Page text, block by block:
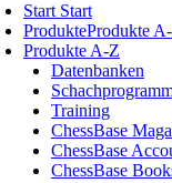
Start Start
ProdukteProdukte
Produkte A-Z
Datenbanken
Training
ChessBase
ChessBase
ChessBase